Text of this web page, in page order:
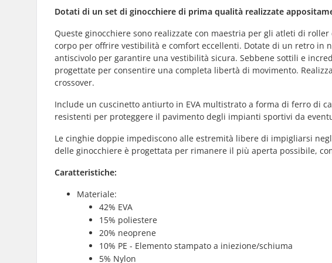
Dotati di un set di ginocchiere di prima qualità realizzate
Queste ginocchiere sono realizzate con maestria per gli atleti di
corpo per offrire vestibilità e comfort eccellenti. Dotate di un retro in
antiscivolo per garantire una vestibilità sicura. Sebbene sottili e
progettate per consentire una completa libertà di movimento.
crossover.
Include un cuscinetto antiurto in EVA multistrato a forma di ferro di
resistenti per proteggere il pavimento degli impianti sportivi da
Le cinghie doppie impediscono alle estremità libere di impigliarsi
delle ginocchiere è progettata per rimanere il più aperta possibile,
Caratteristiche:
Materiale:
42% EVA
15% poliestere
20% neoprene
10% PE - Elemento stampato a iniezione/schiuma
5% Nylon